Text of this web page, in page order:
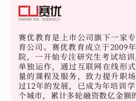
赛优教育是上市公司旗下一家
育公司。赛优教育成立于2009
院，一开始专注研究生考试培
单独运作，通过互联网在线形
量的课程及服务，致力提升职
过12年的发展，已成为年培训
个城市，累计多轮融资数亿金额